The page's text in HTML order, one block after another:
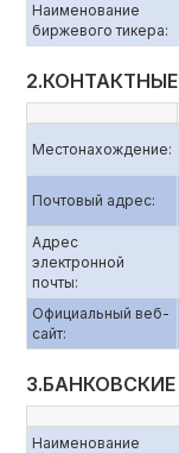
Наименование
биржевого тикера:
Местонахождение:
Почтовый адрес:
Адрес
электронной
почты:
Официальный веб-
сайт:
Наименование